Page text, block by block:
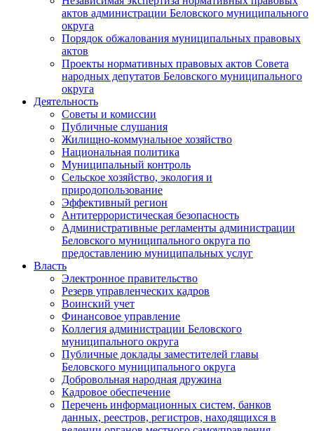
актов администрации Беловского муниципального
округа
Порядок обжалования муниципальных правовых
актов
Проекты нормативных правовых актов Совета
народных депутатов Беловского муниципального
округа
Деятельность
Советы и комиссии
Публичные слушания
Жилищно-коммунальное хозяйство
Национальная политика
Муниципальный контроль
Сельское хозяйство, экология и
природопользование
Эффективный регион
Антитеррористическая безопасность
Административные регламенты администрации
Беловского муниципального округа по
предоставлению муниципальных услуг
Власть
Электронное правительство
Резерв управленческих кадров
Воинский учет
Финансовое управление
Коллегия администрации Беловского
муниципального округа
Публичные доклады заместителей главы
Беловского муниципального округа
Добровольная народная дружина
Кадровое обеспечение
Перечень информационных систем, банков
данных, реестров, регистров, находящихся в